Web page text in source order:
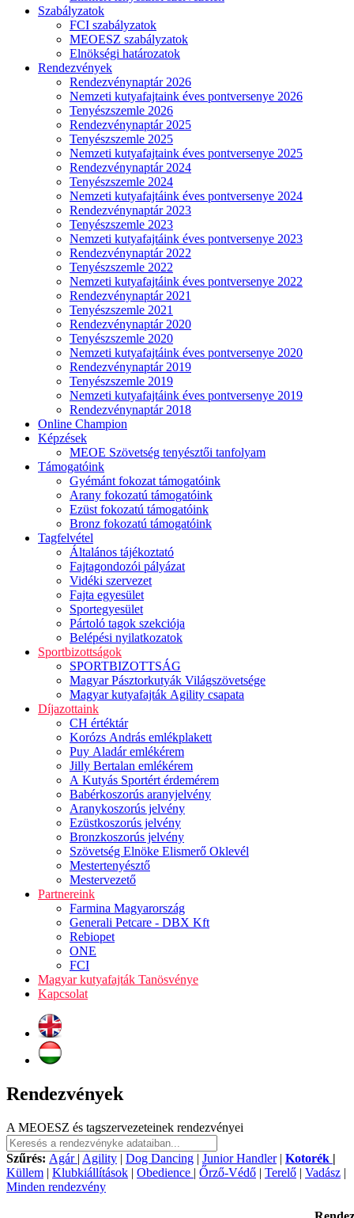
Szabályzatok
FCI szabályzatok
MEOESZ szabályzatok
Elnökségi határozatok
Rendezvények
Rendezvénynaptár 2026
Nemzeti kutyafajtaink éves pontversenye 2026
Tenyészszemle 2026
Rendezvénynaptár 2025
Tenyészszemle 2025
Nemzeti kutyafajtaink éves pontversenye 2025
Rendezvénynaptár 2024
Tenyészszemle 2024
Nemzeti kutyafajtáink éves pontversenye 2024
Rendezvénynaptár 2023
Tenyészszemle 2023
Nemzeti kutyafajtáink éves pontversenye 2023
Rendezvénynaptár 2022
Tenyészszemle 2022
Nemzeti kutyafajtáink éves pontversenye 2022
Rendezvénynaptár 2021
Tenyészszemle 2021
Rendezvénynaptár 2020
Tenyészszemle 2020
Nemzeti kutyafajtáink éves pontversenye 2020
Rendezvénynaptár 2019
Tenyészszemle 2019
Nemzeti kutyafajtáink éves pontversenye 2019
Rendezvénynaptár 2018
Online Champion
Képzések
MEOE Szövetség tenyésztői tanfolyam
Támogatóink
Gyémánt fokozat támogatóink
Arany fokozatú támogatóink
Ezüst fokozatú támogatóink
Bronz fokozatú támogatóink
Tagfelvétel
Általános tájékoztató
Fajtagondozói pályázat
Vidéki szervezet
Fajta egyesület
Sportegyesület
Pártoló tagok szekciója
Belépési nyilatkozatok
Sportbizottságok
SPORTBIZOTTSÁG
Magyar Pásztorkutyák Világszövetsége
Magyar kutyafajták Agility csapata
Díjazottaink
CH értéktár
Korózs András emlékplakett
Puy Aladár emlékérem
Jilly Bertalan emlékérem
A Kutyás Sportért érdemérem
Babérkoszorús aranyjelvény
Aranykoszorús jelvény
Ezüstkoszorús jelvény
Bronzkoszorús jelvény
Szövetség Elnöke Elismerő Oklevél
Mestertenyésztő
Mestervezető
Partnereink
Farmina Magyarország
Generali Petcare - DBX Kft
Rebiopet
ONE
FCI
Magyar kutyafajták Tanösvénye
Kapcsolat
Rendezvények
A MEOESZ és tagszervezeteinek rendezvényei
Szűrés: Agár | Agility | Dog Dancing | Junior Handler| Kotorék |
Küllem | Klubkiállítások | Obedience | Őrző-Védő | Terelő | Vadász |
Minden rendezvény